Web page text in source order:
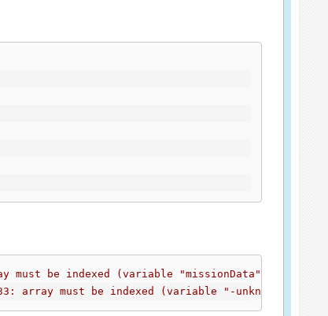
must be indexed (variable "missionData")
array must be indexed (variable "-unknown-")